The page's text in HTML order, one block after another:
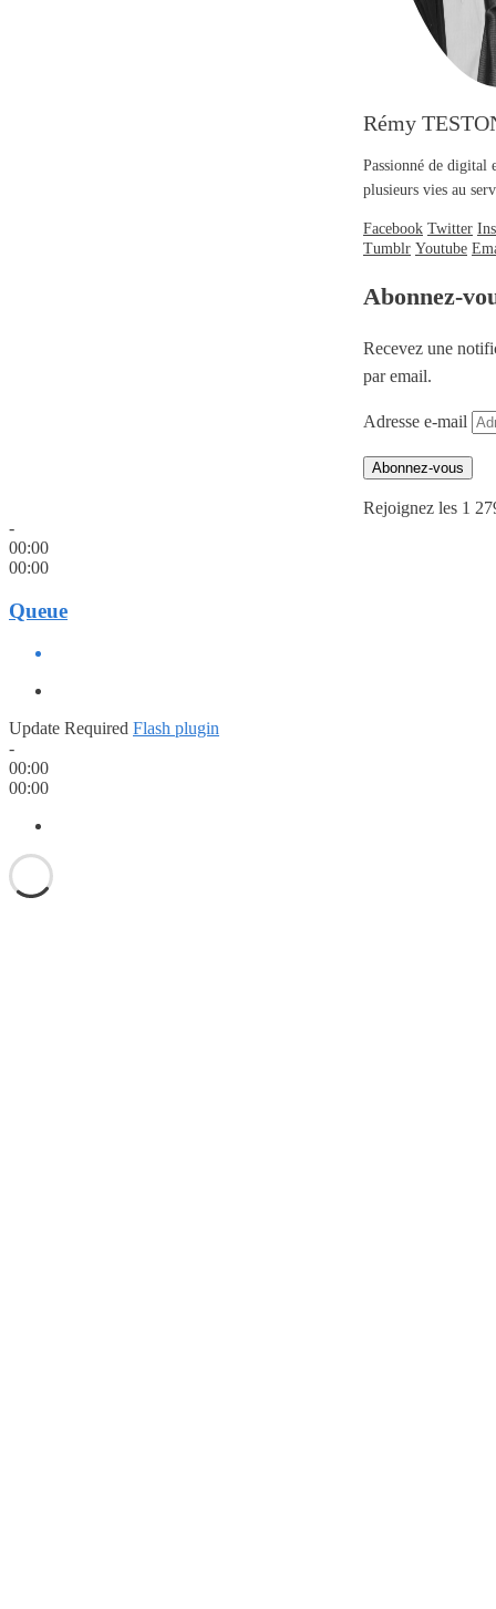
Rémy
Passionné de digital
plusieurs vies au
Facebook Twitter
Tumblr Youtube
Abonnez-
Recevez une
par email.
Adresse e-mail
Abonnez-vous
Rejoignez les 1
-
00:00
00:00
Queue
Update Required Flash plugin
-
00:00
00:00